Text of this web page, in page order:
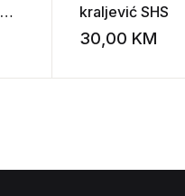
Add to wishlist
kraljević SHS
30,00 KM